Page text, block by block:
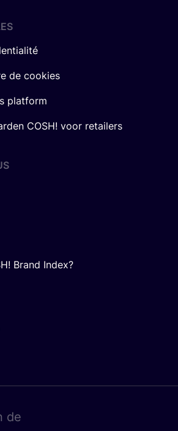
de cookies
platform
COSH! voor retailers
Brand Index?
de